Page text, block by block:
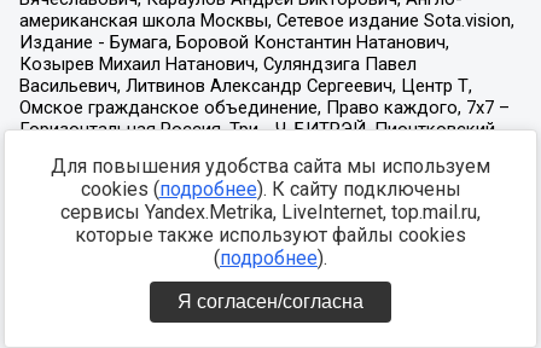
Для повышения удобства сайта мы используем
cookies (подробнее). К сайту подключены
сервисы Yandex.Metrika, LiveInternet, top.mail.ru,
которые также используют файлы cookies
(подробнее).
Я согласен/согласна